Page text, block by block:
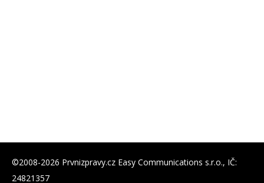
©2008-2026 Prvnizpravy.cz Easy Communications s.r.o., IČ:
24821357